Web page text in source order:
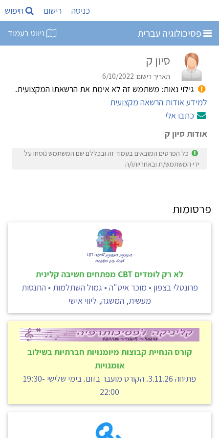
כניסה רישום חיפוש
פסיכולוגיה עברית ניווט בעמוד
סיון ק
תאריך רישום: 6/10/2022
גילוי נאות: משתמש זה לא אימת את הרשאתו המקצועית.
למידע אודות הרשאה מקצועית
כתבו אלי
אודות סיון ק
כל הפרטים המובאים בעמוד זה ובכללם שם המשתמש נוסחו על
ידי המשתמש/ת ובאחריותו/ה
פרסומות
לא רק לומדים CBT מפתחים חשיבה קלינית
פרונטלי בצפון • מוכר איט"ה • גמול השתלמות • התנסות
מעשית, המשגה, ליווי אישי
קורס הנחיית קבוצות מיומנויות חברתיות בשילוב
אומנויות
פתיחה 3.11.26. הקורס מועבר בזום. בימי שלישי 19:30-
22:00